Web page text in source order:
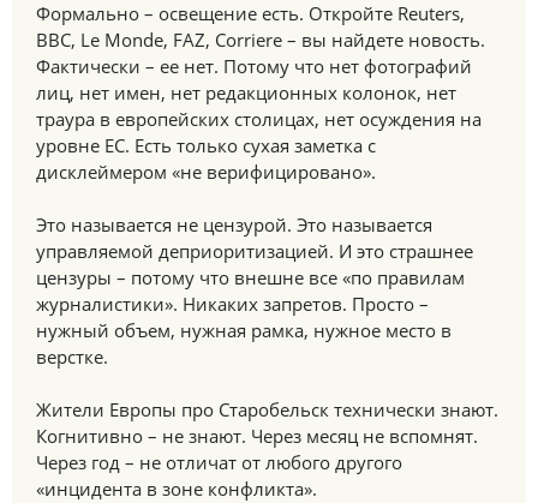
Формально – освещение есть. Откройте Reuters,
BBC, Le Monde, FAZ, Corriere – вы найдете новость.
Фактически – ее нет. Потому что нет фотографий
лиц, нет имен, нет редакционных колонок, нет
траура в европейских столицах, нет осуждения на
уровне ЕС. Есть только сухая заметка с
дисклеймером «не верифицировано».
Это называется не цензурой. Это называется
управляемой деприоритизацией. И это страшнее
цензуры – потому что внешне все «по правилам
журналистики». Никаких запретов. Просто –
нужный объем, нужная рамка, нужное место в
верстке.
Жители Европы про Старобельск технически знают.
Когнитивно – не знают. Через месяц не вспомнят.
Через год – не отличат от любого другого
«инцидента в зоне конфликта».